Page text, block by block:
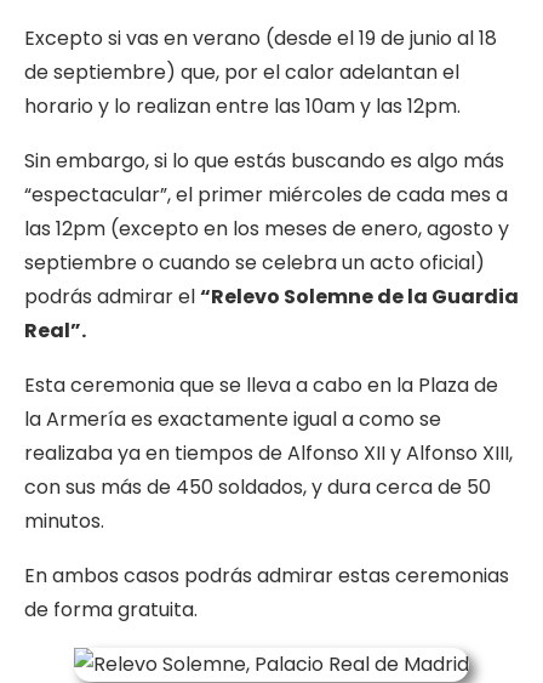
Excepto si vas en verano (desde el 19 de junio al 18
de septiembre) que, por el calor adelantan el
horario y lo realizan entre las 10am y las 12pm.
Sin embargo, si lo que estás buscando es algo más
“espectacular”, el primer miércoles de cada mes a
las 12pm (excepto en los meses de enero, agosto y
septiembre o cuando se celebra un acto oficial)
podrás admirar el“Relevo Solemne de la Guardia
Real”.
Esta ceremonia que se lleva a cabo en la Plaza de
la Armería es exactamente igual a como se
realizaba ya en tiempos de Alfonso XII y Alfonso XIII,
con sus más de 450 soldados, y dura cerca de 50
minutos.
En ambos casos podrás admirar estas ceremonias
de forma gratuita.